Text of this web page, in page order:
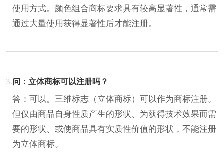
使用方式。颜色组合商标要求具有较高显著性，通常需
通过大量使用获得显著性后才能注册。
3.问：立体商标可以注册吗？
答：可以。三维标志（立体商标）可以作为商标注册。
但仅由商品自身性质产生的形状、为获得技术效果而需
要的形状、或使商品具有实质性价值的形状，不能注册
为立体商标。